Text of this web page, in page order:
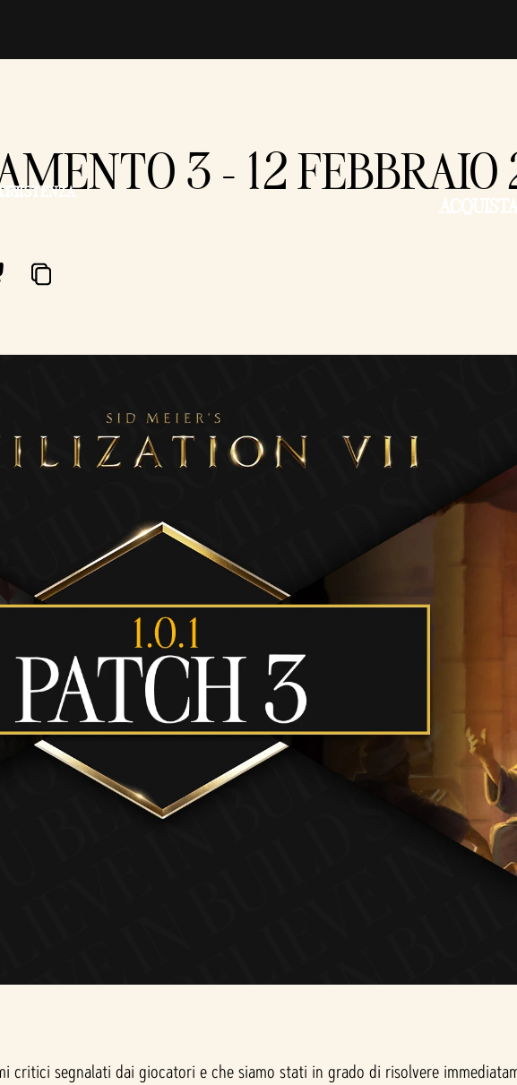
3 - 12
critici segnalati dai giocatori e che siamo stati in grado di risolvere